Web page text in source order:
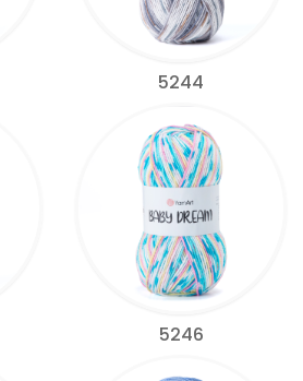
5244
5246